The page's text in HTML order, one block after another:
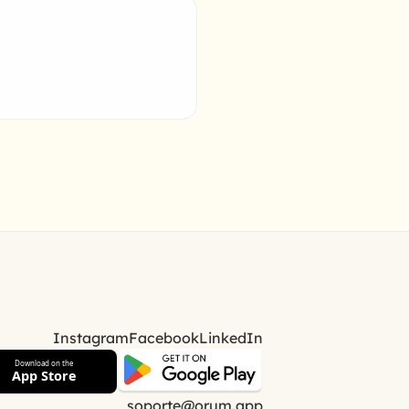
InstagramFacebookLinkedIn
Download on the
App Store
soporte@orum.app